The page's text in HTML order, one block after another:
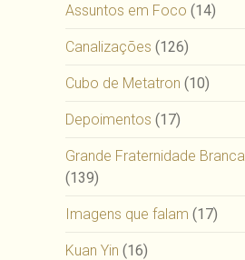
Assuntos em Foco (14)
Canalizações (126)
Cubo de Metatron (10)
Depoimentos (17)
Grande Fraternidade Branca
(139)
Imagens que falam (17)
Kuan Yin (16)